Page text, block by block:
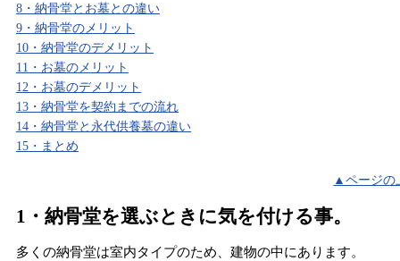
8・納骨堂とお墓との違い
9・納骨堂のメリット
10・納骨堂のデメリット
11・お墓のメリット
12・お墓のデメリット
13・納骨堂を契約までの流れ
14・納骨堂と永代供養墓の違い
15・まとめ
▲ページの
1・納骨堂を選ぶときに気を付ける事。
多くの納骨堂は室内タイプのため、建物の中にあります。